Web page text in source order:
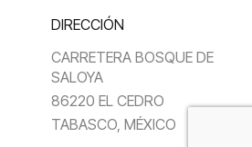
DIRECCIÓN
CARRETERA BOSQUE DE
SALOYA
86220 EL CEDRO
TABASCO, MÉXICO